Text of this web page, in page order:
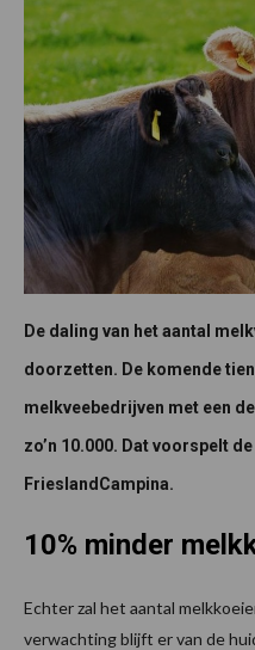
De daling van het aantal
doorzetten. De komende
melkveebedrijven met een
zo’n 10.000. Dat voorspelt
FrieslandCampina.
10% minder
Echter zal het aantal
verwachting blijft er van de